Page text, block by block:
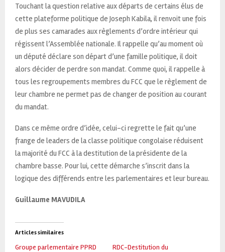
Touchant la question relative aux départs de certains élus de
cette plateforme politique de Joseph Kabila, il renvoit une fois
de plus ses camarades aux règlements d’ordre intérieur qui
régissent l’Assemblée nationale. Il rappelle qu’au moment où
un député déclare son départ d’une famille politique, il doit
alors décider de perdre son mandat. Comme quoi, il rappelle à
tous les regroupements membres du FCC que le règlement de
leur chambre ne permet pas de changer de position au courant
du mandat.
Dans ce même ordre d’idée, celui-ci regrette le fait qu’une
frange de leaders de la classe politique congolaise réduisent
la majorité du FCC à la destitution de la présidente de la
chambre basse. Pour lui, cette démarche s’inscrit dans la
logique des différends entre les parlementaires et leur bureau.
Guillaume MAVUDILA
Articles similaires
Groupe parlementaire PPRD
RDC-Destitution du